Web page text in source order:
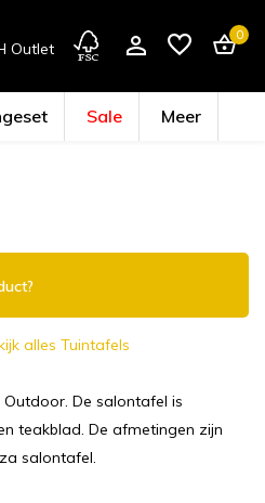
Outlet
0
Sale Meer
alles Tuintafels
De salontafel is
teakblad. De afmetingen zijn
salontafel.